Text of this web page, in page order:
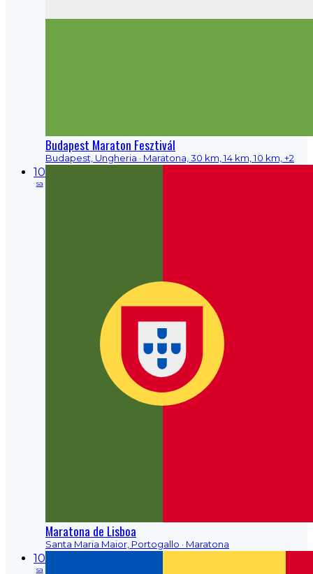
Budapest Maraton Fesztivál
Budapest, Ungheria · Maratona, 30 km, 14 km, 10 km, +2
10
sa
Maratona de Lisboa
Santa Maria Maior, Portogallo · Maratona
10
sa